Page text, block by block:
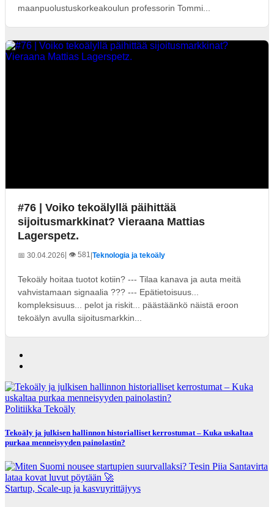
maanpuolustuskorkeakoulun professorin Tommi...
#76 | Voiko tekoälyllä päihittää
sijoitusmarkkinat? Vieraana Mattias
Lagerspetz.
📅 30.04.2026| 👁️ 581 Teknologia ja tekoäly
Tekoäly hoitaa tuotot kotiin? --- Tilaa kanava ja auta meitä
vahvistamaan signaalia ??? --- Epätietoisuus...
kompleksisuus... pelot ja riskit... päästäänkö näistä eroon
tekoälyn avulla sijoitusmarkkin...
Politiikka Tekoäly
Tekoäly ja julkisen hallinnon historialliset kerrostumat – Kuka uskaltaa
purkaa menneisyyden painolastin?
Startup, Scale-up ja kasvuyrittäjyys